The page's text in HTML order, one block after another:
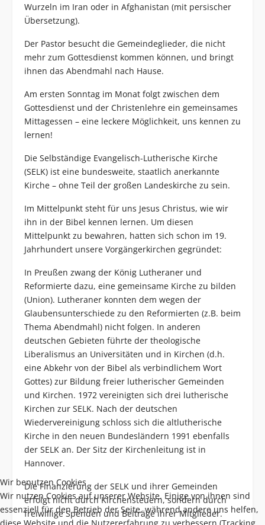
Wurzeln im Iran oder in Afghanistan (mit persischer
Übersetzung).
Der Pastor besucht die Gemeindeglieder, die nicht
mehr zum Gottesdienst kommen können, und bringt
ihnen das Abendmahl nach Hause.
Am ersten Sonntag im Monat folgt zwischen dem
Gottesdienst und der Christenlehre ein gemeinsames
Mittagessen – eine leckere Möglichkeit, uns kennen zu
lernen!
Die Selbständige Evangelisch-Lutherische Kirche
(SELK) ist eine bundesweite, staatlich anerkannte
Kirche – ohne Teil der großen Landeskirche zu sein.
Im Mittelpunkt steht für uns Jesus Christus, wie wir
ihn in der Bibel kennen lernen. Um diesen
Mittelpunkt zu bewahren, hatten sich schon im 19.
Jahrhundert unsere Vorgängerkirchen gegründet:
In Preußen zwang der König Lutheraner und
Reformierte dazu, eine gemeinsame Kirche zu bilden
(Union). Lutheraner konnten dem wegen der
Glaubensunterschiede zu den Reformierten (z.B. beim
Thema Abendmahl) nicht folgen. In anderen
deutschen Gebieten führte der theologische
Liberalismus an Universitäten und in Kirchen (d.h.
eine Abkehr von der Bibel als verbindlichem Wort
Gottes) zur Bildung freier lutherischer Gemeinden
und Kirchen. 1972 vereinigten sich drei lutherische
Kirchen zur SELK. Nach der deutschen
Wiedervereinigung schloss sich die altlutherische
Kirche in den neuen Bundesländern 1991 ebenfalls
der SELK an. Der Sitz der Kirchenleitung ist in
Hannover.
Die Finanzierung der SELK und ihrer Gemeinden
erfolgt nicht durch Kirchensteuern, sondern durch
freiwillige Spenden und Beiträge ihrer Mitglieder.
Wir benutzen Cookies
Wir nutzen Cookies auf unserer Website. Einige von ihnen sind
essenziell für den Betrieb der Seite, während andere uns helfen,